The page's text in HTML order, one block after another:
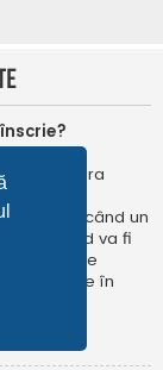
cu
când era
notificat când un
când va fi
de
configurate în